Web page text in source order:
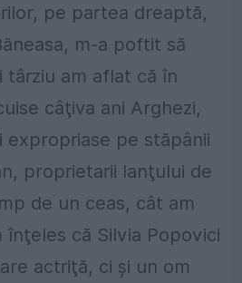
pe partea dreaptă,
m-a poftit să
târziu am aflat că în
câţiva ani Arghezi,
expropriase pe stăpânii
proprietarii lanţului de
de un ceas, cât am
că Silvia Popovici
actriţă, ci şi un om